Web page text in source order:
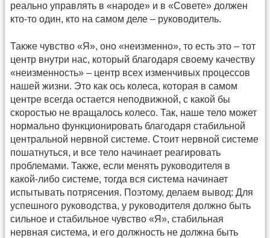
реально управлять в «народе» и в «Совете» должен
кто-то один, кто на самом деле – руководитель.
Также чувство «Я», оно «неизменно», то есть это – тот
центр внутри нас, который благодаря своему качеству
«неизменность» – центр всех изменчивых процессов
нашей жизни. Это как ось колеса, которая в самом
центре всегда остается неподвижной, с какой бы
скоростью не вращалось колесо. Так, наше тело может
нормально функционировать благодаря стабильной
центральной нервной системе. Стоит нервной системе
пошатнуться, и все тело начинает реагировать
проблемами. Также, если менять руководителя в
какой-либо системе, тогда вся система начинает
испытывать потрясения. Поэтому, делаем вывод: Для
успешного руководства, у руководителя должно быть
сильное и стабильное чувство «Я», стабильная
нервная система, и его должность не должна быть